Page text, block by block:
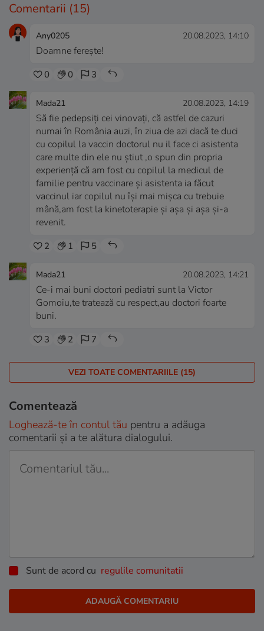
Comentarii (15)
Any0205 20.08.2023, 14:10
Doamne ferește!
0 0 3
Mada21 20.08.2023, 14:19
Să fie pedepsiți cei vinovați, că astfel de cazuri
numai în România auzi, în ziua de azi dacă te duci
cu copilul la vaccin doctorul nu il face ci asistenta
care multe din ele nu știut ,o spun din propria
experiență că am fost cu copilul la medicul de
familie pentru vaccinare și asistenta ia făcut
vaccinul iar copilul nu își mai mișca cu trebuie
mână,am fost la kinetoterapie și așa și așa și-a
revenit.
2 1 5
Mada21 20.08.2023, 14:21
Ce-i mai buni doctori pediatri sunt la Victor
Gomoiu,te tratează cu respect,au doctori foarte
buni.
3 2 7
VEZI TOATE COMENTARIILE (15)
Comentează
Loghează-te în contul tău pentru a adăuga
comentarii și a te alătura dialogului.
Sunt de acord cu regulile comunitatii